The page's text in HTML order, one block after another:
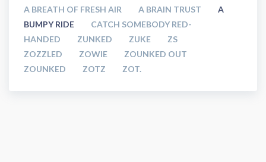
A BREATH OF FRESH AIR
A BRAIN TRUST
A
BUMPY RIDE
CATCH SOMEBODY RED-
HANDED
ZUNKED ZUKE
ZS
ZOZZLED
ZOWIE
ZOUNKED OUT
ZOUNKED
ZOTZ ZOT.